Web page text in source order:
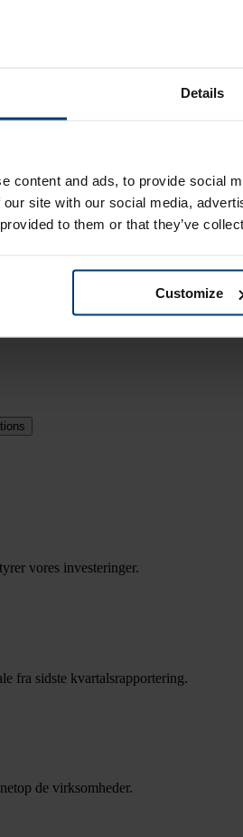
Details
content and ads, to provide social
site with our social media,
to them or that they’ve
Customize
i fonden.
for vores fond.
vores investeringer.
fra sidste kvartalsrapportering.
de virksomheder.